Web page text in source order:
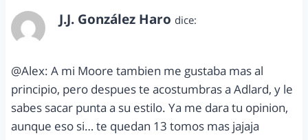
J.J. González Haro dice:
@Alex: A mi Moore tambien me gustaba mas al
principio, pero despues te acostumbras a Adlard, y le
sabes sacar punta a su estilo. Ya me dara tu opinion,
aunque eso si… te quedan 13 tomos mas jajaja